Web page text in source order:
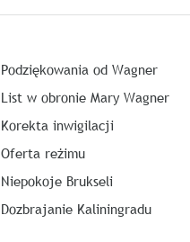
Podziękowania od Wagner
List w obronie Mary Wagner
Korekta inwigilacji
Oferta reżimu
Niepokoje Brukseli
Dozbrajanie Kaliningradu